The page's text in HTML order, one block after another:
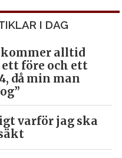
I DAG
alltid
ett före och ett
då min man
varför jag ska